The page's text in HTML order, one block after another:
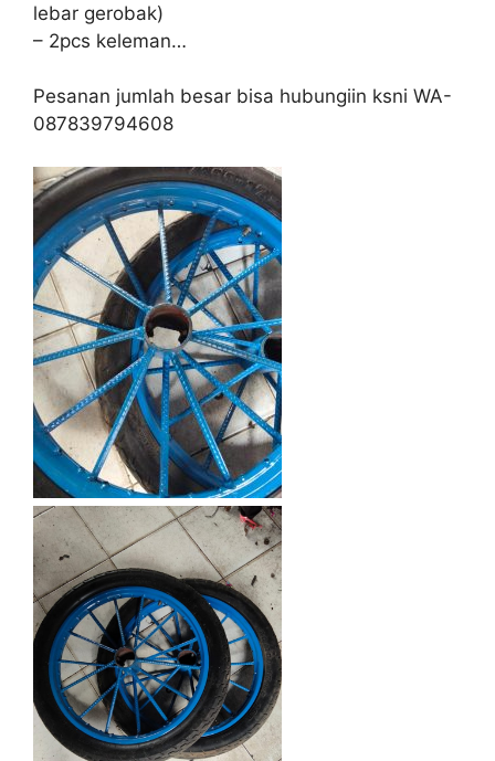
lebar gerobak)
– 2pcs keleman…
Pesanan jumlah besar bisa hubungiin ksni WA-
087839794608